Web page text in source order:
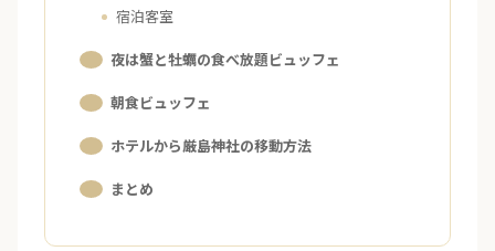
宿泊客室
夜は蟹と牡蠣の食べ放題ビュッフェ
朝食ビュッフェ
ホテルから厳島神社の移動方法
まとめ